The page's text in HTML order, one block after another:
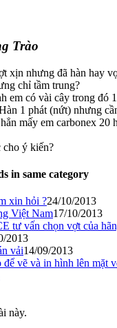
Trào
xịn nhưng đã hàn hay
chỉ tầm trung?
em có vài cây trong đó
1 phát (nứt) nhưng
mấy em carbonex 20
cho ý kiến?
in same category
xin hỏi ?24/10/2013
Việt Nam17/10/2013
tư vấn chọn vợt của
2013
vải14/09/2013
để vẽ và in hình lên mặt
này.